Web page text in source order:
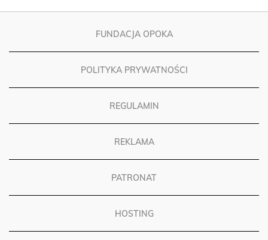
FUNDACJA OPOKA
POLITYKA PRYWATNOŚCI
REGULAMIN
REKLAMA
PATRONAT
HOSTING